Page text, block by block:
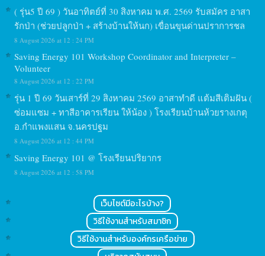
( รุ่น5 ปี 69 ) วันอาทิตย์ที่ 30 สิงหาคม พ.ศ. 2569 รับสมัคร อาสา
รักป่า (ช่วยปลูกป่า + สร้างบ้านให้นก) เขื่อนขุนด่านปราการชล
8 August 2026 at 12 : 24 PM
Saving Energy 101 Workshop Coordinator and Interpreter –
Volunteer
8 August 2026 at 12 : 22 PM
รุ่น 1 ปี 69 วันเสาร์ที่ 29 สิงหาคม 2569 อาสาทำดี แต้มสีเติมฝัน (
ซ่อมแซม + ทาสีอาคารเรียน ให้น้อง ) โรงเรียนบ้านห้วยรางเกตุ
อ.กำแพงแสน จ.นครปฐม
8 August 2026 at 12 : 44 PM
Saving Energy 101 @ โรงเรียนปริยากร
8 August 2026 at 12 : 58 PM
เว็บไซต์มีอะไรบ้าง?
วิธีใช้งานสำหรับสมาชิก
วิธีใช้งานสำหรับองค์กรเครือข่าย